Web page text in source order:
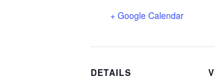
+ Google Calendar
DETAILS